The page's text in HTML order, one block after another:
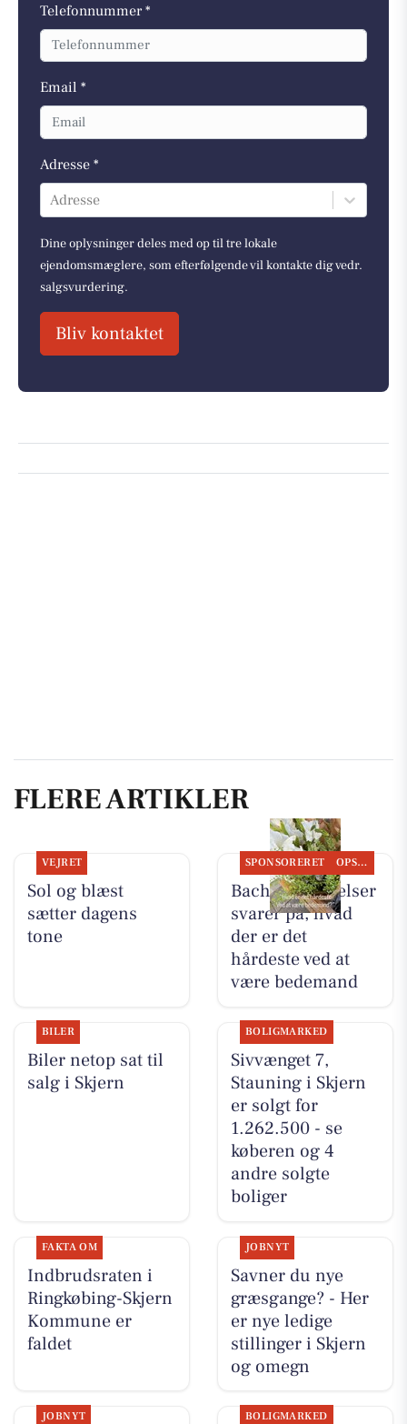
Telefonnummer *
Email *
Adresse *
Adresse
Dine oplysninger deles med op til tre lokale
ejendomsmæglere, som efterfølgende vil kontakte dig vedr.
salgsvurdering.
Bliv kontaktet
FLERE ARTIKLER
VEJRET
Sol og blæst
sætter dagens
tone
SPONSORERET OPSLAGSTAVLEN
Bachs Begravelser
svarer på, hvad
der er det
hårdeste ved at
være bedemand
BILER
Biler netop sat til
salg i Skjern
BOLIGMARKED
Sivvænget 7,
Stauning i Skjern
er solgt for
1.262.500 - se
køberen og 4
andre solgte
boliger
FAKTA OM
Indbrudsraten i
Ringkøbing-Skjern
Kommune er
faldet
JOBNYT
Savner du nye
græsgange? - Her
er nye ledige
stillinger i Skjern
og omegn
JOBNYT BOLIGMARKED